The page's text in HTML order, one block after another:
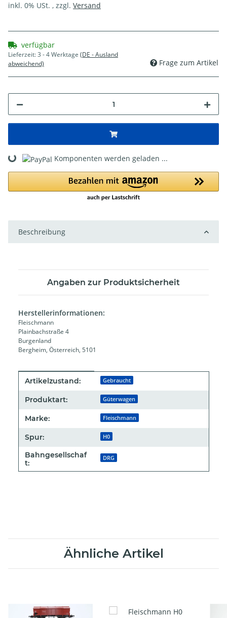
inkl. 0% USt. , zzgl. Versand
verfügbar
Lieferzeit:3 - 4 Werktage (DE - Ausland
abweichend)
Frage zum Artikel
Loading... Komponenten werden geladen ...
Beschreibung
Angaben zur Produktsicherheit
Herstellerinformationen:
Fleischmann
Plainbachstraße 4
Burgenland
Bergheim, Österreich, 5101
Produkteigenschaft
Wert
Artikelzustand: Gebraucht
Produktart: Güterwagen
Marke: Fleischmann
Spur: H0
Bahngesellschaf
t:
DRG
Ähnliche Artikel